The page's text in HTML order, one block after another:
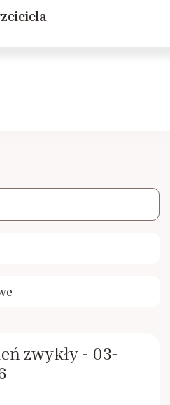
cz. 2
i Gospodarcza
zwykły - 03-